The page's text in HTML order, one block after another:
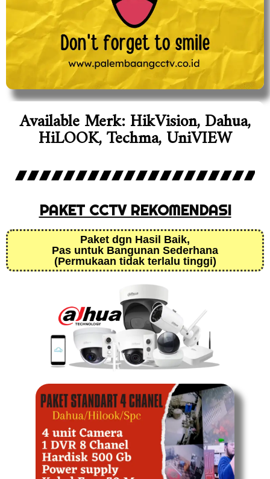
Available Merk: HikVision, Dahua,
HiLOOK, Techma, UniVIEW
PAKET CCTV REKOMENDASI
Paket dgn Hasil Baik,
Pas untuk Bangunan Sederhana
(Permukaan tidak terlalu tinggi)